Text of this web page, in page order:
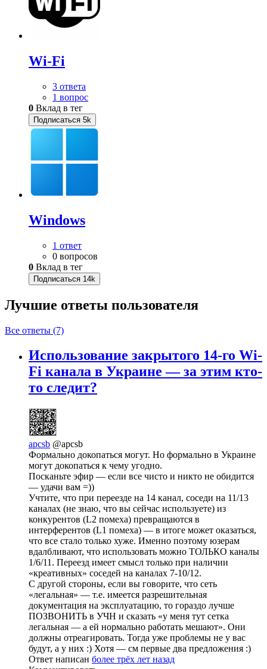
Wi-Fi
3 ответа
1 вопрос
0 Вклад в тег
Подписаться 5k
Windows
1 ответ
0 вопросов
0 Вклад в тег
Подписаться 14k
Лучшие ответы пользователя
Все ответы (7)
Использование закрытого 14-го Wi-
Fi канала в Украине — за этим кто-
то следит?
apcsb @apcsb
Формально докопаться могут. Но формально в Украине
могут докопаться к чему угодно.
Посканьте эфир — если все чисто и никто не обидится
— удачи вам =))
Учтите, что при переезде на 14 канал, соседи на 11/13
каналах (не знаю, что вы сейчас используете) из
конкурентов (L2 помеха) превращаются в
интерферентов (L1 помеха) — в итоге может оказаться,
что все стало только хуже. Именно поэтому юзерам
вдалбливают, что использовать можно ТОЛЬКО каналы
1/6/11. Переезд имеет смысл только при наличии
«креативных» соседей на каналах 7-10/12.
С другой стороны, если вы говорите, что сеть
«легальная» — т.е. имеется разрешительная
документация на эксплуатацию, то гораздо лучше
ПОЗВОНИТЬ в УЧН и сказать «у меня тут сетка
легальная — а ей нормально работать мешают». Они
должны отреагировать. Тогда уже проблемы не у вас
будут, а у них :) Хотя — см первые два предложения :)
Ответ написан более трёх лет назад